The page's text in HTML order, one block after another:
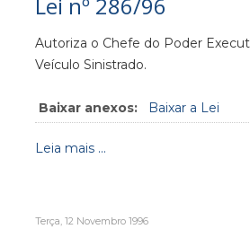
Autoriza o Chefe do Poder
Veículo Sinistrado.
Baixar anexos: Baixar a Lei
Leia mais ...
Terça, 12 Novembro 1996